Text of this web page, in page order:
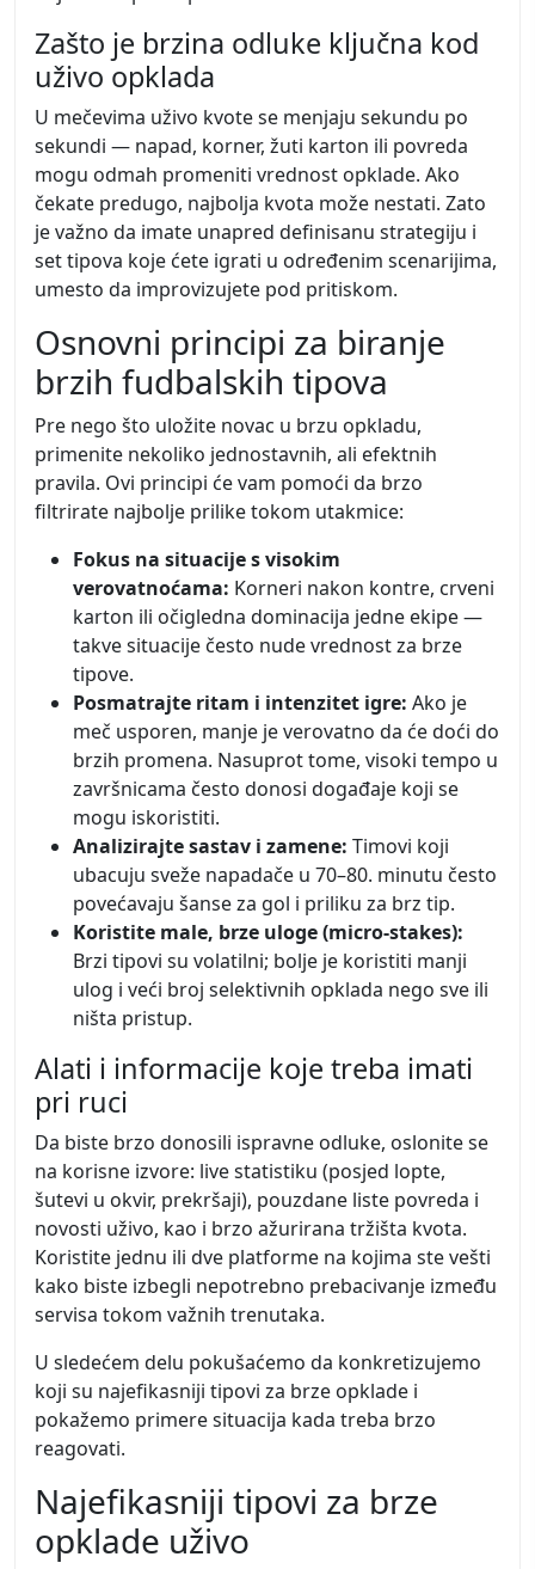
Zašto je brzina odluke ključna kod
uživo opklada
U mečevima uživo kvote se menjaju sekundu po
sekundi — napad, korner, žuti karton ili povreda
mogu odmah promeniti vrednost opklade. Ako
čekate predugo, najbolja kvota može nestati. Zato
je važno da imate unapred definisanu strategiju i
set tipova koje ćete igrati u određenim scenarijima,
umesto da improvizujete pod pritiskom.
Osnovni principi za biranje
brzih fudbalskih tipova
Pre nego što uložite novac u brzu opkladu,
primenite nekoliko jednostavnih, ali efektnih
pravila. Ovi principi će vam pomoći da brzo
filtrirate najbolje prilike tokom utakmice:
Fokus na situacije s visokim
verovatnoćama: Korneri nakon kontre, crveni
karton ili očigledna dominacija jedne ekipe —
takve situacije često nude vrednost za brze
tipove.
Posmatrajte ritam i intenzitet igre: Ako je
meč usporen, manje je verovatno da će doći do
brzih promena. Nasuprot tome, visoki tempo u
završnicama često donosi događaje koji se
mogu iskoristiti.
Analizirajte sastav i zamene: Timovi koji
ubacuju sveže napadače u 70–80. minutu često
povećavaju šanse za gol i priliku za brz tip.
Koristite male, brze uloge (micro-stakes):
Brzi tipovi su volatilni; bolje je koristiti manji
ulog i veći broj selektivnih opklada nego sve ili
ništa pristup.
Alati i informacije koje treba imati
pri ruci
Da biste brzo donosili ispravne odluke, oslonite se
na korisne izvore: live statistiku (posjed lopte,
šutevi u okvir, prekršaji), pouzdane liste povreda i
novosti uživo, kao i brzo ažurirana tržišta kvota.
Koristite jednu ili dve platforme na kojima ste vešti
kako biste izbegli nepotrebno prebacivanje između
servisa tokom važnih trenutaka.
U sledećem delu pokušaćemo da konkretizujemo
koji su najefikasniji tipovi za brze opklade i
pokažemo primere situacija kada treba brzo
reagovati.
Najefikasniji tipovi za brze
opklade uživo